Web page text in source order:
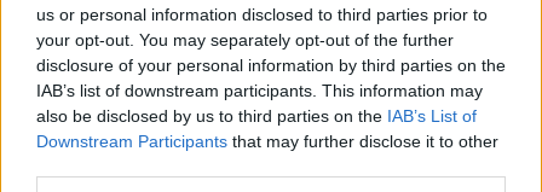
us or personal information disclosed to third parties prior to
your opt-out. You may separately opt-out of the further
disclosure of your personal information by third parties on the
IAB’s list of downstream participants. This information may
also be disclosed by us to third parties on the IAB’s List of
Downstream Participants that may further disclose it to other
Groruddalsdebatt
Kutt og omorganisering av
fysioterapitjenesten i Bydel Stovner